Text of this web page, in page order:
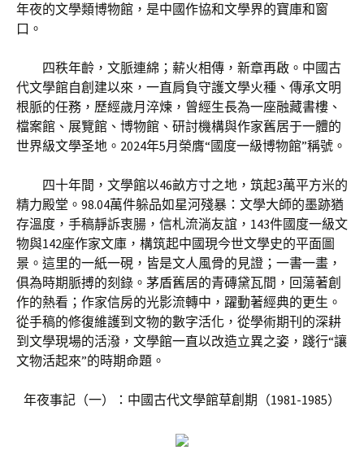
年夜的文學類博物館，是中國作協和文學界的寶庫和窗
口。
四秩年齡，文脈連綿；薪火相傳，新章再啟。中國古
代文學館自創建以來，一直肩負守護文學火種、傳承文明
根脈的任務，歷經歲月淬煉，曾經生長為一座融藏書樓、
檔案館、展覽館、博物館、研討機構與作家舊居于一體的
世界級文學圣地。2024年5月榮膺“國度一級博物館”稱號。
四十年間，文學館以46畝方寸之地，筑起3萬平方米的
精力殿堂。98.04萬件躲品如星河殘暴：文學大師的墨跡猶
存溫度，手稿靜訴衷腸，信札流淌友誼，143件國度一級文
物與142座作家文庫，構筑起中國現今世文學史的平面圖
景。這里的一紙一硯，皆是文人風骨的見證；一書一畫，
俱為時期脈搏的刻錄。茅盾舊居的青磚黛瓦間，回蕩著創
作的熱看；作家信房的光影流轉中，躍動著經典的更生。
從手稿的修復維護到文物的數字活化，從學術期刊的深耕
到文學現場的活潑，文學館一直以改造立異之姿，踐行“讓
文物活起來”的時期命題。
年夜事記（一）：中國古代文學館草創期（1981-1985）